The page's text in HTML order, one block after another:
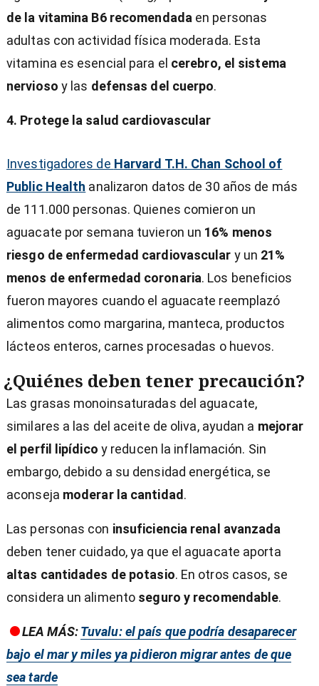
de la vitamina B6 recomendada en personas
adultas con actividad física moderada. Esta
vitamina es esencial para el cerebro, el sistema
nervioso y las defensas del cuerpo.
4. Protege la salud cardiovascular
Investigadores de Harvard T.H. Chan School of
Public Health analizaron datos de 30 años de más
de 111.000 personas. Quienes comieron un
aguacate por semana tuvieron un 16% menos
riesgo de enfermedad cardiovascular y un 21%
menos de enfermedad coronaria. Los beneficios
fueron mayores cuando el aguacate reemplazó
alimentos como margarina, manteca, productos
lácteos enteros, carnes procesadas o huevos.
¿Quiénes deben tener precaución?
Las grasas monoinsaturadas del aguacate,
similares a las del aceite de oliva, ayudan a mejorar
el perfil lipídico y reducen la inflamación. Sin
embargo, debido a su densidad energética, se
aconseja moderar la cantidad .
Las personas con insuficiencia renal avanzada
deben tener cuidado, ya que el aguacate aporta
altas cantidades de potasio. En otros casos, se
considera un alimento seguro y recomendable.
LEA MÁS:Tuvalu: el país que podría desaparecer
bajo el mar y miles ya pidieron migrar antes de que
sea tarde